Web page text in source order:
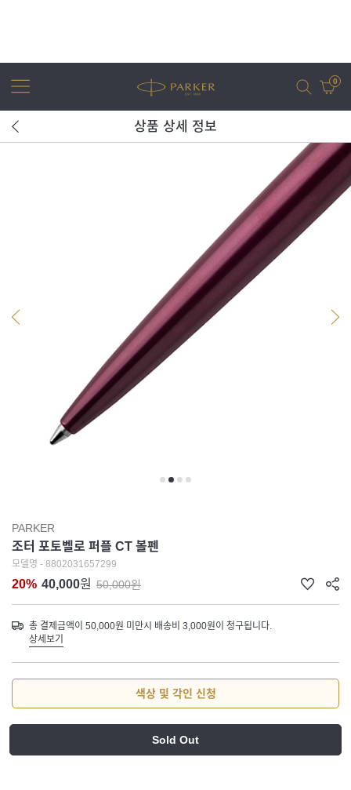
0
상품 상세 정보
PARKER
조터 포토벨로 퍼플 CT 볼펜
모델명 - 8802031657299
20% 40,000원 50,000원
총 결제금액이 50,000원 미만시 배송비 3,000원이 청구됩니다.
상세보기
색상 및 각인 신청
Sold Out